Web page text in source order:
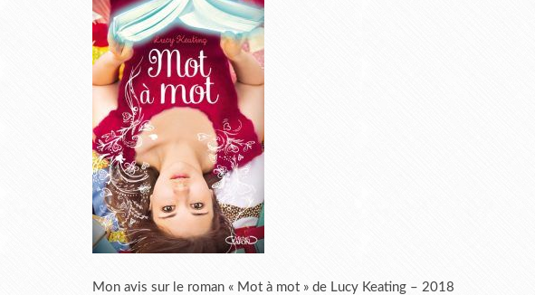
Mon avis sur le roman « Mot à mot » de Lucy Keating – 2018